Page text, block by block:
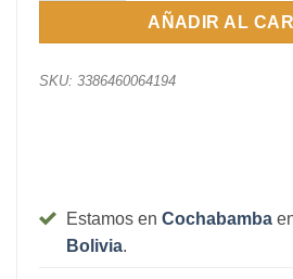
AÑADIR AL
SKU: 3386460064194
Estamos en Cochabamba
Bolivia.